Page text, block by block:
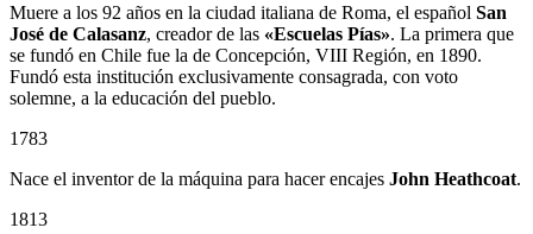
Muere a los 92 años en la ciudad italiana de Roma, el español San
José de Calasanz, creador de las «Escuelas Pías». La primera que
se fundó en Chile fue la de Concepción, VIII Región, en 1890.
Fundó esta institución exclusivamente consagrada, con voto
solemne, a la educación del pueblo.
1783
Nace el inventor de la máquina para hacer encajes John Heathcoat.
1813